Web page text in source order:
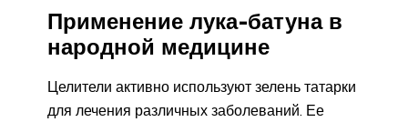
Применение лука-батуна в
народной медицине
Целители активно используют зелень татарки
для лечения различных заболеваний. Ее